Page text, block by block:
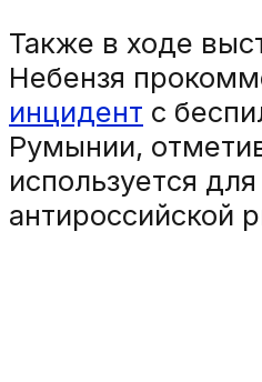
Также в ходе
Небензя
инцидент с
Румынии,
используется
антироссийской